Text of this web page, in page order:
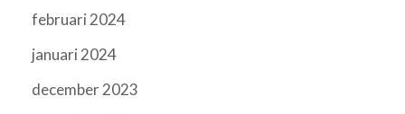
februari 2024
januari 2024
december 2023